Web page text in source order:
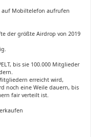
auf Mobiltelefon aufrufen
der größte Airdrop von 2019
bis sie 100.000 Mitglieder
erreicht wird,
noch eine Weile dauern, bis
fair verteilt ist.​